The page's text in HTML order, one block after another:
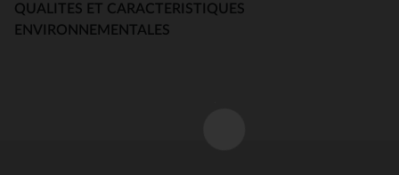
QUALITES ET CARACTERISTIQUES
ENVIRONNEMENTALES